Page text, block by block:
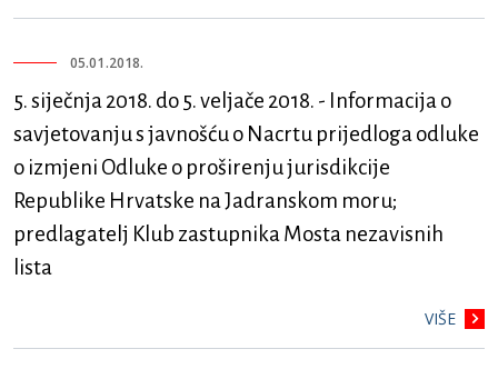
05.01.2018.
5. siječnja 2018. do 5. veljače 2018. - Informacija o
savjetovanju s javnošću o Nacrtu prijedloga odluke
o izmjeni Odluke o proširenju jurisdikcije
Republike Hrvatske na Jadranskom moru;
predlagatelj Klub zastupnika Mosta nezavisnih
lista
VIŠE